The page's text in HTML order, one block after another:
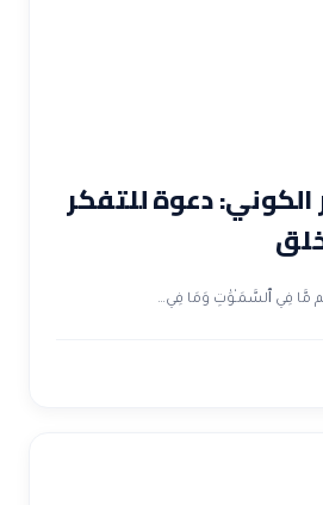
الكوني: دعوة للتفكر
مَّا فِي ٱلسَّمَـٰوَٰتِ وَمَا فِي…